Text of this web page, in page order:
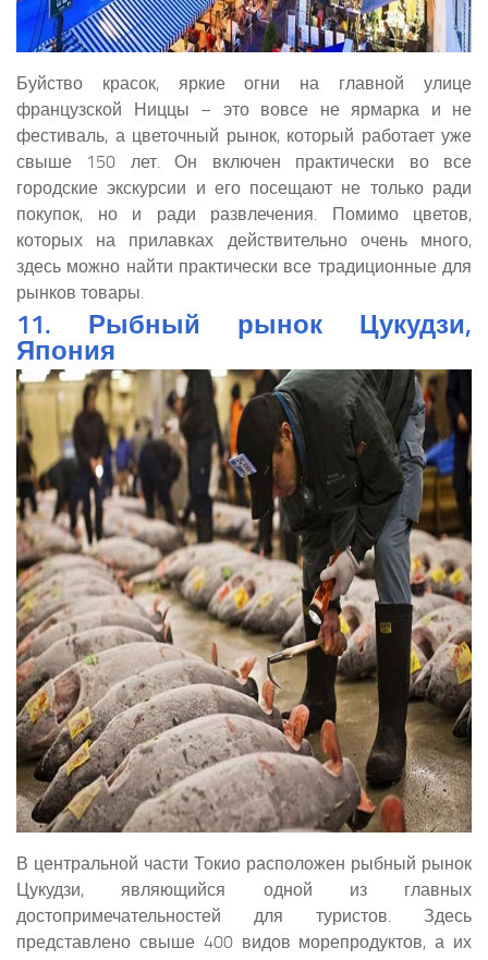
Буйство красок, яркие огни на главной улице
французской Ниццы – это вовсе не ярмарка и не
фестиваль, а цветочный рынок, который работает уже
свыше 150 лет. Он включен практически во все
городские экскурсии и его посещают не только ради
покупок, но и ради развлечения. Помимо цветов,
которых на прилавках действительно очень много,
здесь можно найти практически все традиционные для
рынков товары.
11. Рыбный рынок Цукудзи,
Япония
В центральной части Токио расположен рыбный рынок
Цукудзи, являющийся одной из главных
достопримечательностей для туристов. Здесь
представлено свыше 400 видов морепродуктов, а их